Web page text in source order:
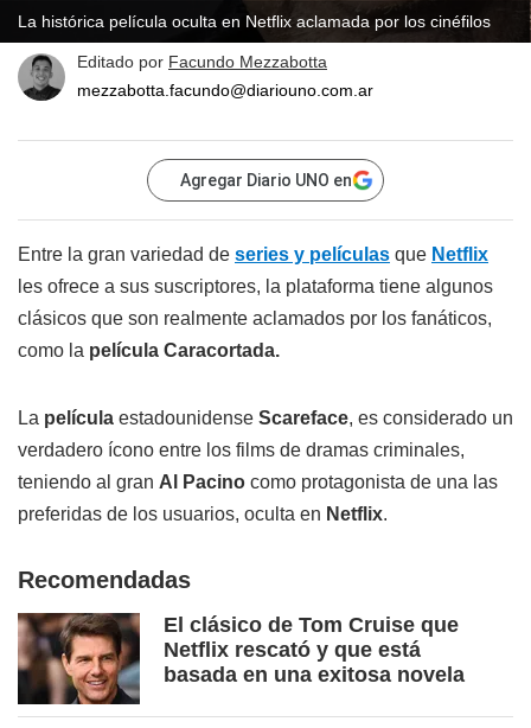
La histórica película oculta en Netflix aclamada por los cinéfilos
Editado por Facundo Mezzabotta
mezzabotta.facundo@diariouno.com.ar
Agregar Diario UNO en
Entre la gran variedad de series y películas que Netflix
les ofrece a sus suscriptores, la plataforma tiene algunos
clásicos que son realmente aclamados por los fanáticos,
como la película Caracortada.
La película estadounidense Scareface, es considerado un
verdadero ícono entre los films de dramas criminales,
teniendo al gran Al Pacino como protagonista de una las
preferidas de los usuarios, oculta en Netflix.
Recomendadas
El clásico de Tom Cruise que
Netflix rescató y que está
basada en una exitosa novela